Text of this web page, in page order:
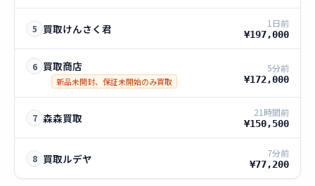
5 買取けんさく君 1日前
¥197,000
6 買取商店
新品未開封、保証未開始のみ買取
5分前
¥172,000
7 森森買取 21時間前
¥150,500
8 買取ルデヤ 7分前
¥77,200